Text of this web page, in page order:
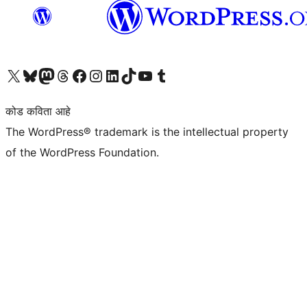
आमच्या X (एक्स) (पूर्वीचे ट्विटर) खात्याला भेट द्या आमच्या ब्लूस्की खात्याला भेट द्या.आमच्या Mastodon खात्याला भेट द्या.आमच्या थ्रेड्स खात्याला भेट द्या. आमच्या फेसबुक पेजला भेट द्या आमच्या इंस्टाग्राम खात्याला भेट द्या आमच्या लिंक्डइन खात्याला भेट द्या आमच्या टिकटॉक अकाउंटला भेट द्या.आमच्या यूट्यूब चॅनेलला भेट द्या आमच्या टंबलर खात्याला भेट द्या.
कोड कविता आहे
The WordPress® trademark is the intellectual property
of the WordPress Foundation.